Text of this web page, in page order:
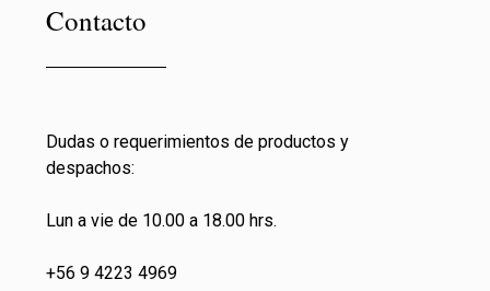
Contacto
Dudas o requerimientos de productos y
despachos:
Lun a vie de 10.00 a 18.00 hrs.
+56 9 4223 4969